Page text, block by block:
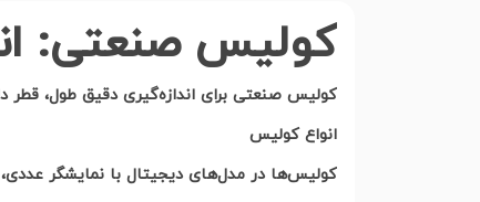
کولیس صنعتی:
کولیس صنعتی برای اندازه‌گیری دقیق طول،
انواع کولیس
کولیس‌ها در مدل‌های دیجیتال با نمایشگر